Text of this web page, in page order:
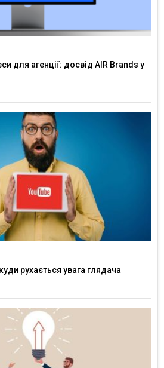
для агенції: досвід AIR Brands у
рухається увага глядача